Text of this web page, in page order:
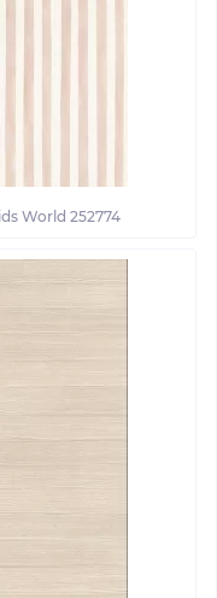
World 252774